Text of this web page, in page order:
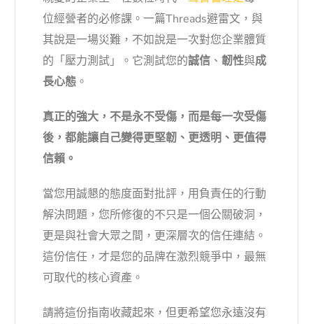
位經營者的必修課。一篇Threads避雷文，與
其說是一場災難，不如說是一次對您企業體質
的「壓力測試」。它測試您的誠信、 韌性與成
長心態。
真正的強大，不是永不受傷，而是每一次受傷
後，都能讓自己變得更堅韌、更透明、更值得
信賴。
當您用誠懇的態度面對批評，用負責任的行動
解決問題，您所修復的不只是一個公關破洞，
更是與社會大眾之間，更深層次的信任連結。
這份信任，才是您的品牌在激烈競爭中，最無
可取代的核心資產。
請將這份指南收藏起來，但更希望您永遠沒有